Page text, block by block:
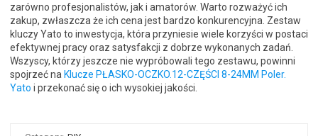
zarówno profesjonalistów, jak i amatorów. Warto rozważyć ich
zakup, zwłaszcza że ich cena jest bardzo konkurencyjna. Zestaw
kluczy Yato to inwestycja, która przyniesie wiele korzyści w postaci
efektywnej pracy oraz satysfakcji z dobrze wykonanych zadań.
Wszyscy, którzy jeszcze nie wypróbowali tego zestawu, powinni
spojrzeć na Klucze PŁASKO-OCZKO.12-CZĘŚCI 8-24MM Poler.
Yato i przekonać się o ich wysokiej jakości.